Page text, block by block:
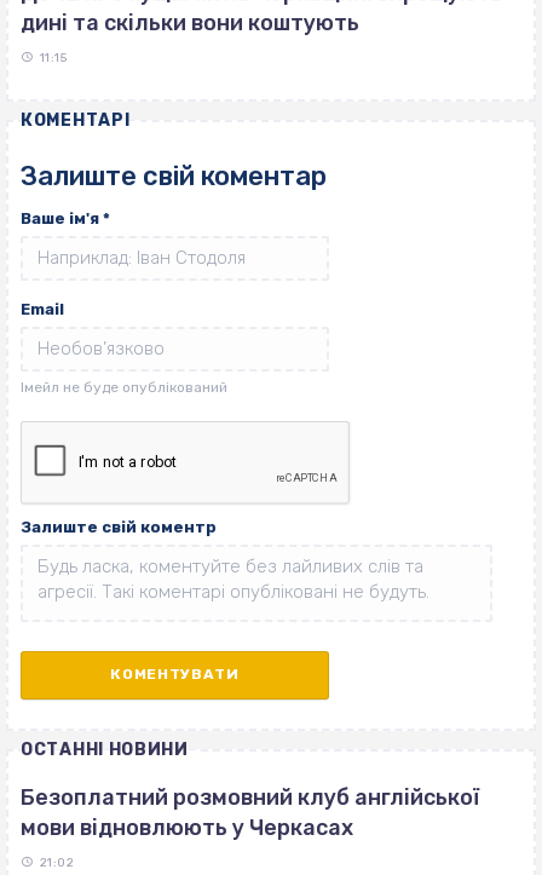
дині та скільки вони коштують
11:15
КОМЕНТАРІ
Залиште свій коментар
Ваше ім'я *
Email
Залиште свій коментр
ОСТАННІ НОВИНИ
Безоплатний розмовний клуб англійської
мови відновлюють у Черкасах
21:02